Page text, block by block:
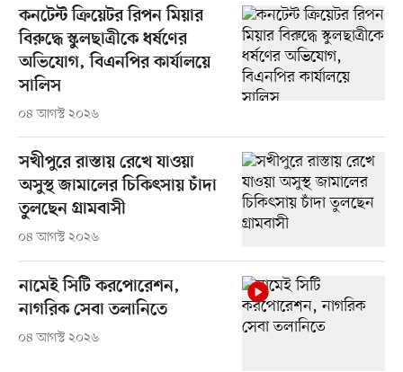
কনটেন্ট ক্রিয়েটর রিপন মিয়ার
বিরুদ্ধে স্কুলছাত্রীকে ধর্ষণের
অভিযোগ, বিএনপির কার্যালয়ে
সালিস
০৪ আগস্ট ২০২৬
সখীপুরে রাস্তায় রেখে যাওয়া
অসুস্থ জামালের চিকিৎসায় চাঁদা
তুলছেন গ্রামবাসী
০৪ আগস্ট ২০২৬
নামেই সিটি করপোরেশন,
নাগরিক সেবা তলানিতে
০৪ আগস্ট ২০২৬